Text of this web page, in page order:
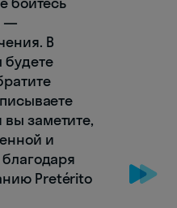
—
В
заметите,
и
Pretérito